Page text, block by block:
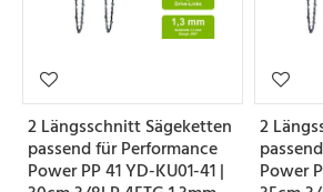
2 Längsschnitt Sägeketten
passend für Performance
Power PP 41 YD-KU01-41 |
2
Power